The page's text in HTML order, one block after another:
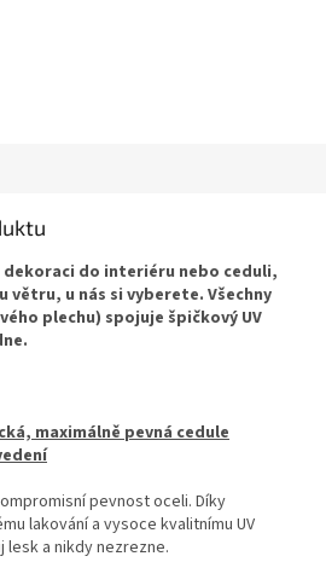
do interiéru nebo ceduli,
větru, u nás si vyberete. Všechny
plechu) spojuje špičkový UV
maximálně pevná cedule
pevnost oceli. Díky
lakování a vysoce kvalitnímu UV
lesk a nikdy nezrezne.